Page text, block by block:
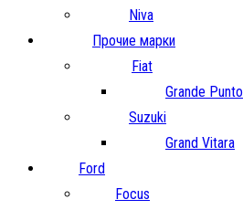
Niva
Прочие марки
Fiat
Grande Punto
Suzuki
Grand Vitara
Ford
Focus